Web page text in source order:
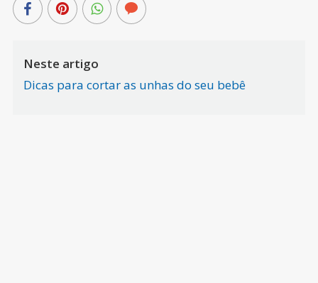
Neste artigo
Dicas para cortar as unhas do seu bebê